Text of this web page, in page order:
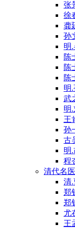
张
徐
龚
孙
明
陈
陈
陈
明
武
明
王
孙
古
明
程
清代名医
清
郑
郑
尤
王